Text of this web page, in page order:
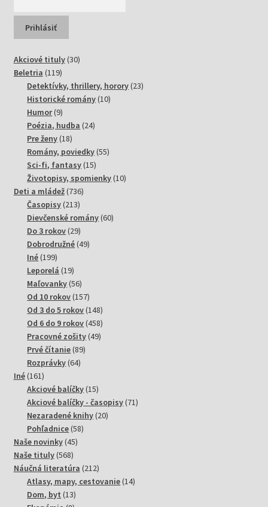
Akciové tituly 3030
Beletria 119119
produktov
Detektívky, thrillery, horory 2323
Historické romány 1010
Humor 99
produktov
Poézia, hudba 2424
Pre ženy 1818
produktov
Romány, poviedky 5555
Sci-fi, fantasy 1515
produktov
Životopisy, spomienky 1010
Deti a mládež 736736
Časopisy 213213
produktov
Dievčenské romány 6060
Do 3 rokov 2929
produktov
Dobrodružné 4949
Iné 199199
produktov
Leporelá 1919
produktov
Maľovanky 5656
produktov
Od 10 rokov 157157
produktov
Od 3 do 5 rokov 148148
produktov
Od 6 do 9 rokov 458458
produktov
Pracovné zošity 4949
Prvé čítanie 8989
Rozprávky 6464
Iné 161161
produktov
Akciové balíčky 1515
produktov
Akciové balíčky - časopisy 7171
Nezaradené knihy 2020
Pohľadnice 5858
Naše novinky 4545
Naše tituly 568568
produktov
Náučná literatúra 212212
produktov
Atlasy, mapy, cestovanie 1414
Dom, byt 1313